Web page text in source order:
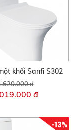
khối Sanfi S302
đ
đ
-13%